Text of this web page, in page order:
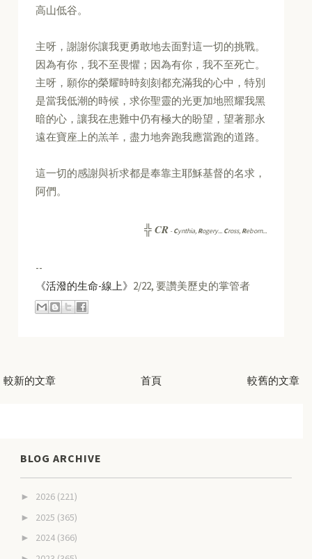
高山低谷。
主呀，謝謝你讓我更勇敢地去面對這一切的挑戰。
因為有你，我不至畏懼；因為有你，我不至死亡。
主呀，願你的榮耀時時刻刻都充滿我的心中，特別
是當我低潮的時候，求你聖靈的光更加地照耀我黑
暗的心，讓我在患難中仍有極大的盼望，望著那永
遠在寶座上的羔羊，盡力地奔跑我應當跑的道路。
這一切的感謝與祈求都是奉靠主耶穌基督的名求，
阿們。
╬CR -Cynthia, Rogery... Cross, Reborn...
--
《活潑的生命-線上》 2/22, 要讚美歷史的掌管者
較新的文章 較舊的文章
首頁
BLOG ARCHIVE
► 2026 (221)
► 2025 (365)
► 2024 (366)